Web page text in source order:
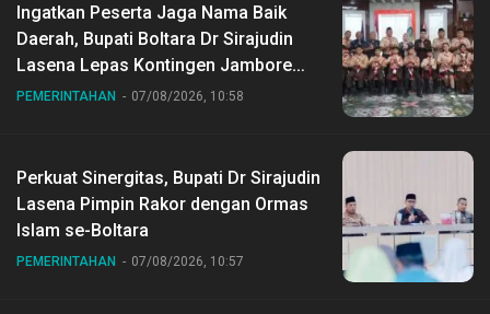
Ingatkan Peserta Jaga Nama Baik
Daerah, Bupati Boltara Dr Sirajudin
Lasena Lepas Kontingen Jambore
Nasional ke XII di Buperta Cibubur
PEMERINTAHAN 07/08/2026, 10:58
Perkuat Sinergitas, Bupati Dr Sirajudin
Lasena Pimpin Rakor dengan Ormas
Islam se-Boltara
PEMERINTAHAN 07/08/2026, 10:57